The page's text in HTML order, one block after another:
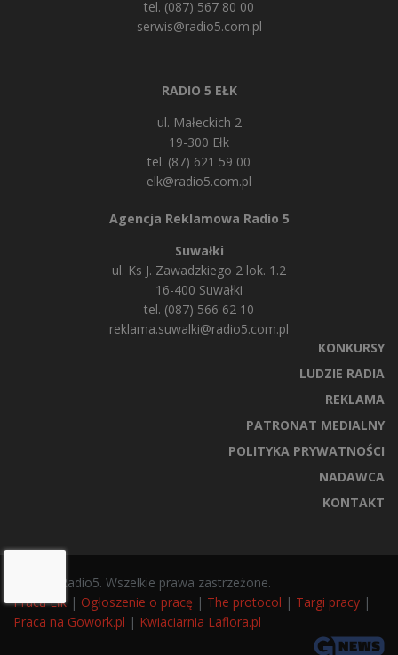
tel. (087) 567 80 00
serwis@radio5.com.pl
RADIO 5 EŁK
ul. Małeckich 2
19-300 Ełk
tel. (87) 621 59 00
elk@radio5.com.pl
Agencja Reklamowa Radio 5
Suwałki
ul. Ks J. Zawadzkiego 2 lok. 1.2
16-400 Suwałki
tel. (087) 566 62 10
reklama.suwalki@radio5.com.pl
KONKURSY
LUDZIE RADIA
REKLAMA
PATRONAT MEDIALNY
POLITYKA PRYWATNOŚCI
NADAWCA
KONTAKT
© 2025 Radio5. Wszelkie prawa zastrzeżone.
Praca Ełk| Ogłoszenie o pracę | The protocol | Targi pracy |
Praca na Gowork.pl | Kwiaciarnia Laflora.pl